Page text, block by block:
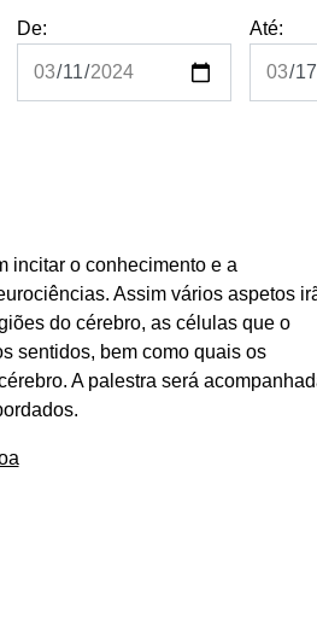
De: Até:
incitar o conhecimento e a
Assim vários aspetos
do cérebro, as células que o
sentidos, bem como quais os
A palestra será